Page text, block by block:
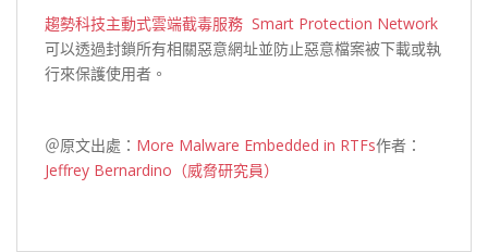
趨勢科技主動式雲端截毒服務 Smart Protection Network
可以透過封鎖所有相關惡意網址並防止惡意檔案被下載或執
行來保護使用者。
＠原文出處： More Malware Embedded in RTFs作者：
Jeffrey Bernardino（威脅研究員）